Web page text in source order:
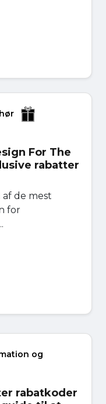
For The
rabatter
af de mest
for
og
rabatkoder